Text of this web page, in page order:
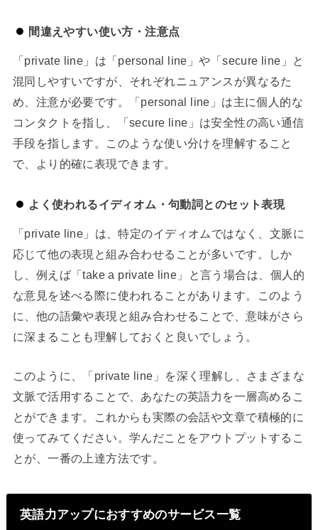
間違えやすい使い方・注意点
「private line」は「personal line」や「secure line」と
混同しやすいですが、それぞれニュアンスが異なるた
め、注意が必要です。「personal line」は主に個人的な
コンタクトを指し、「secure line」は安全性の高い通信
手段を指します。このような使い分けを理解すること
で、より的確に表現できます。
よく使われるイディオム・句動詞とのセット表現
「private line」は、特定のイディオムではなく、文脈に
応じて他の表現と組み合わせることが多いです。しか
し、例えば「take a private line」と言う場合は、個人的
な意見を述べる際に使われることがあります。このよう
に、他の語彙や表現と組み合わせることで、意味がさら
に深まることも理解しておくと良いでしょう。
このように、「private line」を深く理解し、さまざまな
文脈で活用することで、あなたの英語力を一層高めるこ
とができます。これからも実際の会話や文章で積極的に
使ってみてください。学んだことをアウトプットするこ
とが、一番の上達方法です。
英語力アップにおすすめのサービス一覧